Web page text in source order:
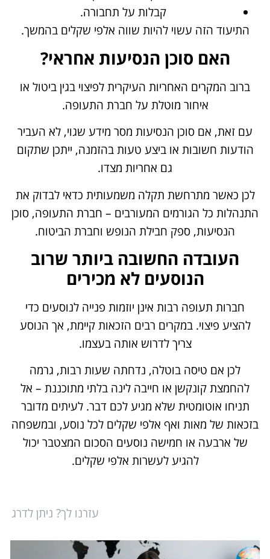
קבלות על תחבורה.
התיעוד הזה עשוי להיות שווה אלפי שקלים בהמשך.
האם סוכן הנסיעות אחראי?
ברוב המקרים האחריות העיקרית לפיצוי בגין ביטול או
איחור מוטלת על חברת התעופה.
עם זאת, אם סוכן הנסיעות מסר מידע שגוי, לא העביר
הודעות חשובות או ביצע טעות בהזמנה, ייתכן שתקום
גם אחריות מצדו.
לכן כאשר מתרחשת תקלה משמעותית כדאי לבדוק את
התנהלות כל הגורמים המעורבים – חברת התעופה, סוכן
הנסיעות, ספק חבילת הנופש וחברת הביטוח.
העובדה החשובה ביותר שרוב
הנוסעים לא מכירים
חברות תעופה רבות אינן יוזמות פנייה לנוסעים כדי
להציע פיצוי. במקרים רבים הזכאות קיימת, אך הנוסע
צריך לדרוש אותה בעצמו.
לכן אם טיסה בוטלה, נדחתה שעות רבות, גרמה
להחמצת קונקשן או חייבה לינה בלתי מתוכננת – אל
תניחו אוטומטית שלא מגיע לכם דבר. לעיתים מדובר
בזכאות של מאות ואף אלפי שקלים לכל נוסע, ובמשפחה
של ארבעה או חמישה נוסעים הסכום המצטבר יכול
להגיע לעשרות אלפי שקלים.
עזרנו לך? ניתן לדרג